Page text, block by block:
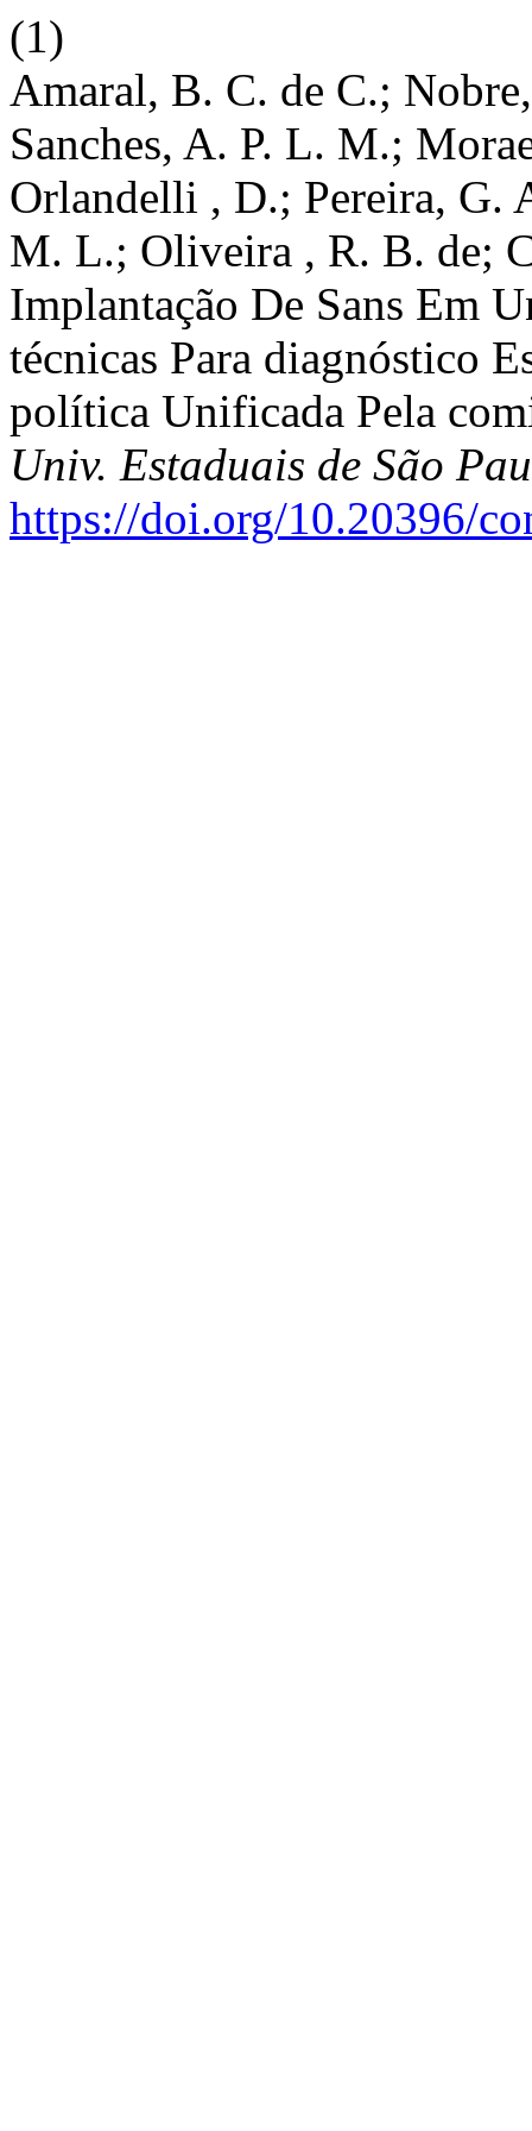
(1)
Amaral, B. C. de C.;
Sanches, A. P. L. M.;
Orlandelli , D.; Pereira, G.
M. L.; Oliveira , R. B. de;
Implantação De Sans Em
técnicas Para diagnóstico
política Unificada Pela
Univ. Estaduais de São
https://doi.org/10.20396/